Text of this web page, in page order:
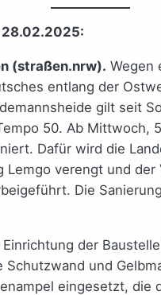
28.02.2025:
(straßen.nrw). Wegen
entlang der
gilt seit
50. Ab Mittwoch,
Dafür wird die
Lemgo verengt und der
Die
der
Schutzwand und
eingesetzt, die